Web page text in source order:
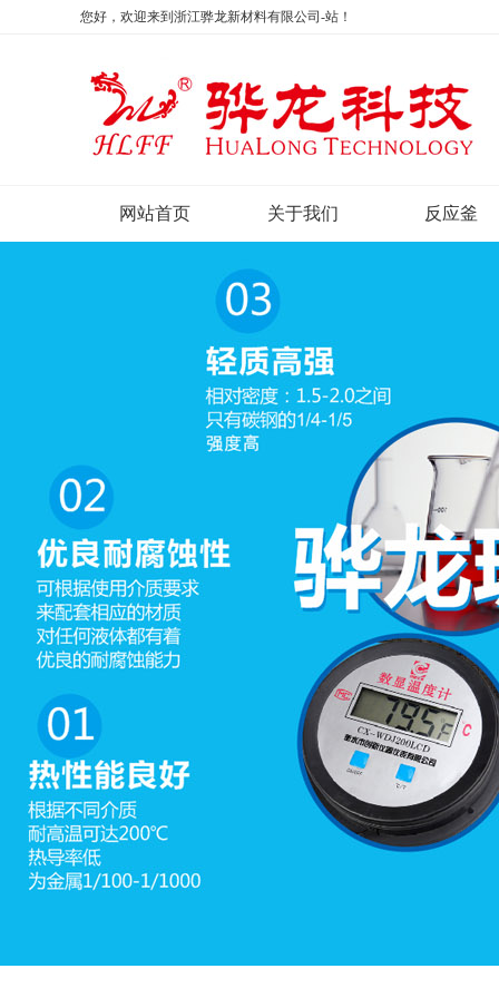
您好，欢迎来到浙江骅龙新材料有限公司-站！
网站首页 关于我们 反应釜